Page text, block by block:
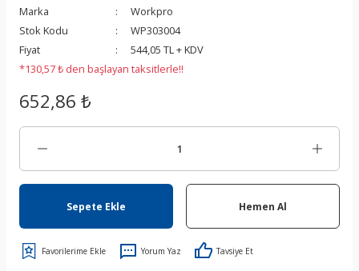
Marka
Workpro
Stok Kodu
WP303004
Fiyat
544,05 TL + KDV
*130,57 ₺ den başlayan taksitlerle!!
652,86 ₺
Sepete Ekle Hemen Al
Yorum Yaz Tavsiye Et